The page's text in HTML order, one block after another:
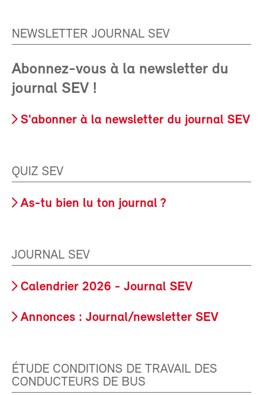
NEWSLETTER JOURNAL SEV
Abonnez-vous à la newsletter du
journal SEV !
S'abonner à la newsletter du journal SEV
QUIZ SEV
As-tu bien lu ton journal ?
JOURNAL SEV
Calendrier 2026 - Journal SEV
Annonces : Journal/newsletter SEV
ÉTUDE CONDITIONS DE TRAVAIL DES
CONDUCTEURS DE BUS